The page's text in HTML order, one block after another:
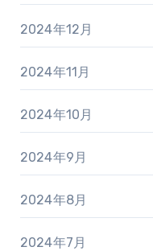
2024年12月
2024年11月
2024年10月
2024年9月
2024年8月
2024年7月